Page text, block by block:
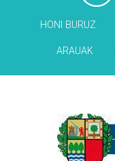
HONI BURUZ
ARAUAK